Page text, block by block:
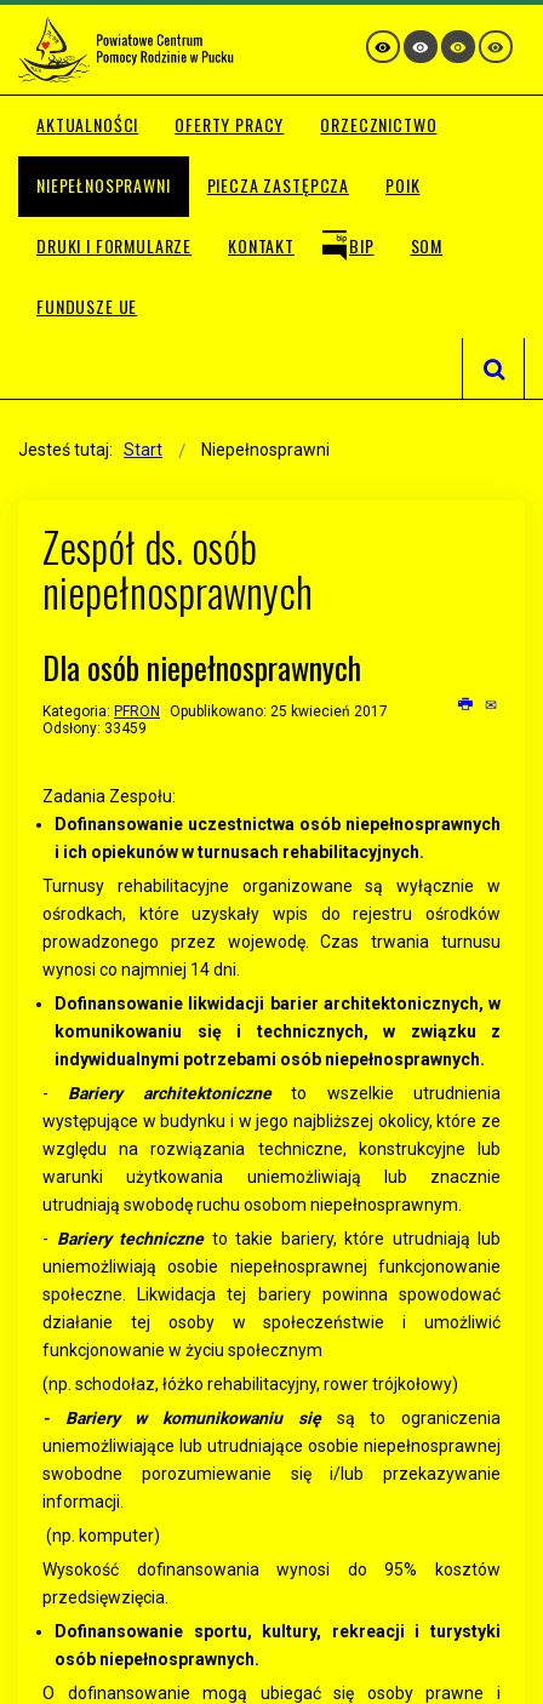
AKTUALNOŚCI OFERTY PRACY ORZECZNICTWO
NIEPEŁNOSPRAWNI PIECZA ZASTĘPCZA POIK
DRUKI I FORMULARZE KONTAKT BIP SOM
FUNDUSZE UE
Jesteś tutaj: Start Niepełnosprawni
Zespół ds. osób
niepełnosprawnych
Dla osób niepełnosprawnych
Kategoria: PFRON
Opublikowano: 25 kwiecień 2017
Odsłony: 33459
Zadania Zespołu:
Dofinansowanie uczestnictwa osób niepełnosprawnych
i ich opiekunów w turnusach rehabilitacyjnych.
Turnusy rehabilitacyjne organizowane są wyłącznie w
ośrodkach, które uzyskały wpis do rejestru ośrodków
prowadzonego przez wojewodę. Czas trwania turnusu
wynosi co najmniej 14 dni.
Dofinansowanie likwidacji barier architektonicznych, w
komunikowaniu się i technicznych, w związku z
indywidualnymi potrzebami osób niepełnosprawnych.
- Bariery architektoniczneto wszelkie utrudnienia
występujące w budynku i w jego najbliższej okolicy, które ze
względu na rozwiązania techniczne, konstrukcyjne lub
warunki użytkowania uniemożliwiają lub znacznie
utrudniają swobodę ruchu osobom niepełnosprawnym.
- Bariery techniczne to takie bariery, które utrudniają lub
uniemożliwiają osobie niepełnosprawnej funkcjonowanie
społeczne. Likwidacja tej bariery powinna spowodować
działanie tej osoby w społeczeństwie i umożliwić
funkcjonowanie w życiu społecznym
(np. schodołaz, łóżko rehabilitacyjny, rower trójkołowy)
- Bariery w komunikowaniu się są to ograniczenia
uniemożliwiające lub utrudniające osobie niepełnosprawnej
swobodne porozumiewanie się i/lub przekazywanie
informacji.
(np. komputer)
Wysokość dofinansowania wynosi do 95% kosztów
przedsięwzięcia.
Dofinansowanie sportu, kultury, rekreacji i turystyki
osób niepełnosprawnych.
O dofinansowanie mogą ubiegać się osoby prawne i